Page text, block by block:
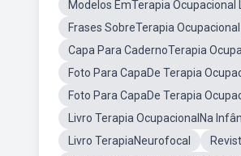
Modelos EmTerapia Ocupacional
Frases SobreTerapia Ocupacional
Capa Para CadernoTerapia
Foto Para CapaDe Terapia
Foto Para CapaDe Terapia
Livro Terapia OcupacionalNa
Livro TerapiaNeurofocal